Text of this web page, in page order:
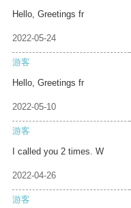
Hello, Greetings fr
2022-05-24
游客
Hello, Greetings fr
2022-05-10
游客
I called you 2 times. W
2022-04-26
游客